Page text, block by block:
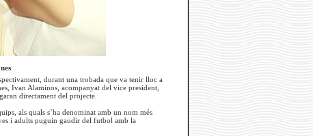
durant una trobada que va tenir lloc a
Ivan Alaminos, acompanyat del vice president,
directament del projecte.
als quals s’ha denominat amb un nom més
i adults puguin gaudir del futbol amb la